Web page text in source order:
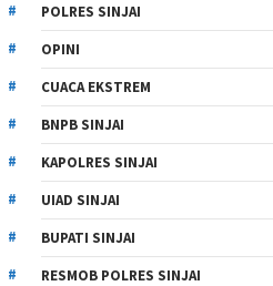
POLRES SINJAI
OPINI
CUACA EKSTREM
BNPB SINJAI
KAPOLRES SINJAI
UIAD SINJAI
BUPATI SINJAI
RESMOB POLRES SINJAI